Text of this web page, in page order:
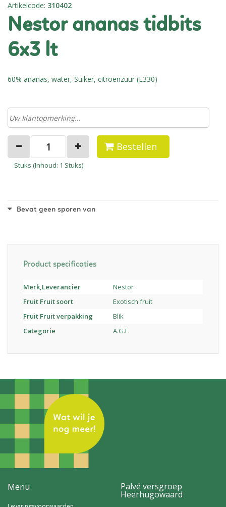
Artikelcode: 310402
nestor ananas tidbits
6x3 lt
60% ananas, water, Suiker, citroenzuur (E330)
Bestellen
Stuks (Inhoud: 1 Stuks)
Bevat geen sporen van
Product specificaties
Merk,Leverancier
Nestor
Fruit Fruit soort
Exotisch fruit
Fruit Fruit verpakking
Blik
Categorie
A.G.F.
Menu Palvé versgroep
Heerhugowaard